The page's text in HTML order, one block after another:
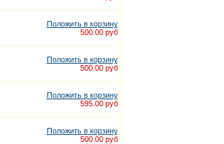
Положить в корзину
500.00 руб
Положить в корзину
500.00 руб
Положить в корзину
595.00 руб
Положить в корзину
500.00 руб